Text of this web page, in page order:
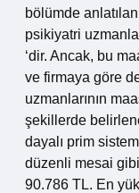
bölümde
psikiyatri
‘dir. Ancak, bu
ve firmaya göre
uzmanlarının
şekillerde
dayalı prim
düzenli mesai
90.786 TL. En